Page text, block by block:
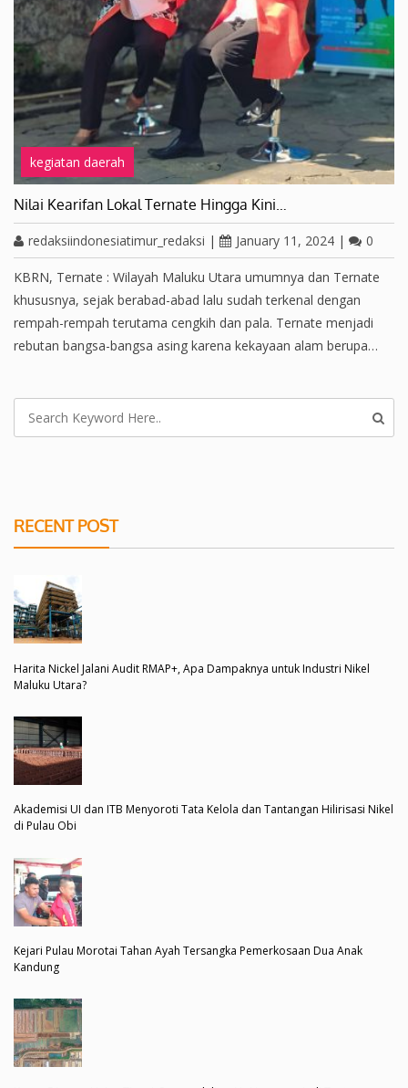
kegiatan daerah
Nilai Kearifan Lokal Ternate Hingga Kini…
redaksiindonesiatimur_redaksi | January 11, 2024 | 0
KBRN, Ternate : Wilayah Maluku Utara umumnya dan Ternate
khususnya, sejak berabad-abad lalu sudah terkenal dengan
rempah-rempah terutama cengkih dan pala. Ternate menjadi
rebutan bangsa-bangsa asing karena kekayaan alam berupa…
RECENT POST
Harita Nickel Jalani Audit RMAP+, Apa Dampaknya untuk Industri Nikel
Maluku Utara?
Akademisi UI dan ITB Menyoroti Tata Kelola dan Tantangan Hilirisasi Nikel
di Pulau Obi
Kejari Pulau Morotai Tahan Ayah Tersangka Pemerkosaan Dua Anak
Kandung